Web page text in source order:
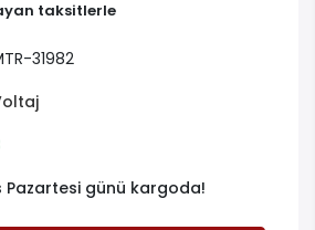
taksitlerle
31982
Pazartesi günü kargoda!